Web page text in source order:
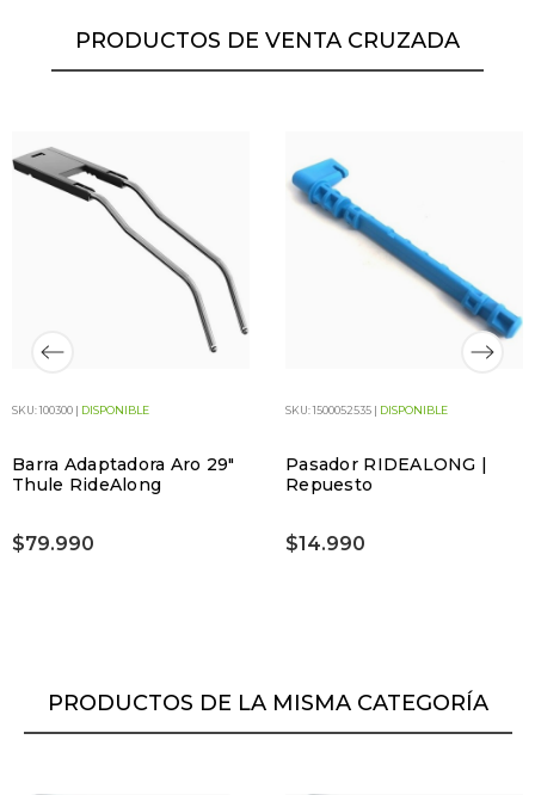
PRODUCTOS DE VENTA CRUZADA
SKU: 100300 | DISPONIBLE
Barra Adaptadora Aro 29"
Thule RideAlong
$79.990
SKU: 1500052535 | DISPONIBLE
Pasador RIDEALONG |
Repuesto
$14.990
PRODUCTOS DE LA MISMA CATEGORÍA